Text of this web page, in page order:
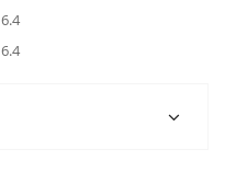
6.4
6.4